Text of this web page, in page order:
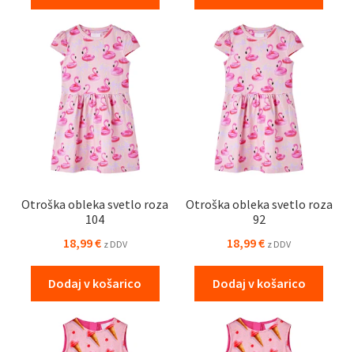
Otroška obleka svetlo roza
104
18,99€ z DDV
Dodaj v košarico
Otroška obleka svetlo roza
92
18,99€ z DDV
Dodaj v košarico